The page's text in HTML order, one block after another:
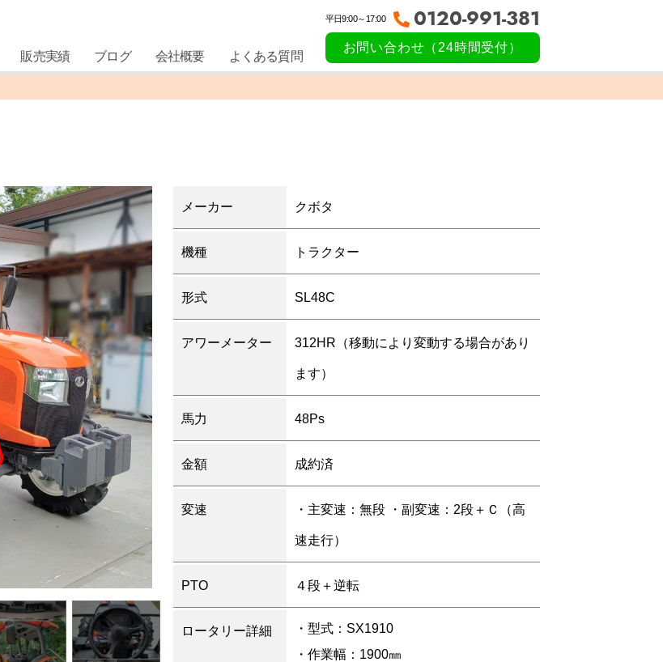
販売実績 ブログ 会社概要 よくある質問
平日9:00～17:00 0120-991-381
お問い合わせ（24時間受付）
メーカー クボタ
機種 トラクター
形式 SL48C
アワーメーター 312HR（移動により変動する場合があり
ます）
馬力 48Ps
金額 成約済
変速 ・主変速：無段 ・副変速：2段＋Ｃ（高
速走行）
PTO ４段＋逆転
ロータリー詳細
・型式：SX1910
・作業幅：1900㎜